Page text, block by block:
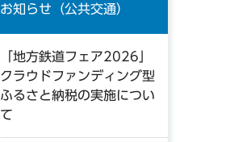
お知らせ（公共交通）
「地方鉄道フェア2026」
クラウドファンディング型
ふるさと納税の実施につい
て